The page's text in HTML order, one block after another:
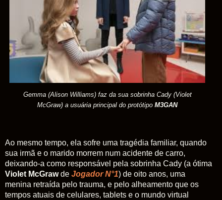
Gemma (Alison Williams) faz da sua sobrinha Cady (Violet
McGraw) a usuária principal do protótipo M3GAN
Ao mesmo tempo, ela sofre uma tragédia familiar, quando
sua irmã e o marido morrem num acidente de carro,
deixando-a como responsável pela sobrinha Cady (a ótima
Violet McGrawde Jogador N°1) de oito anos, uma
menina retraída pelo trauma, e pelo alheamento que os
tempos atuais de celulares, tablets e o mundo virtual